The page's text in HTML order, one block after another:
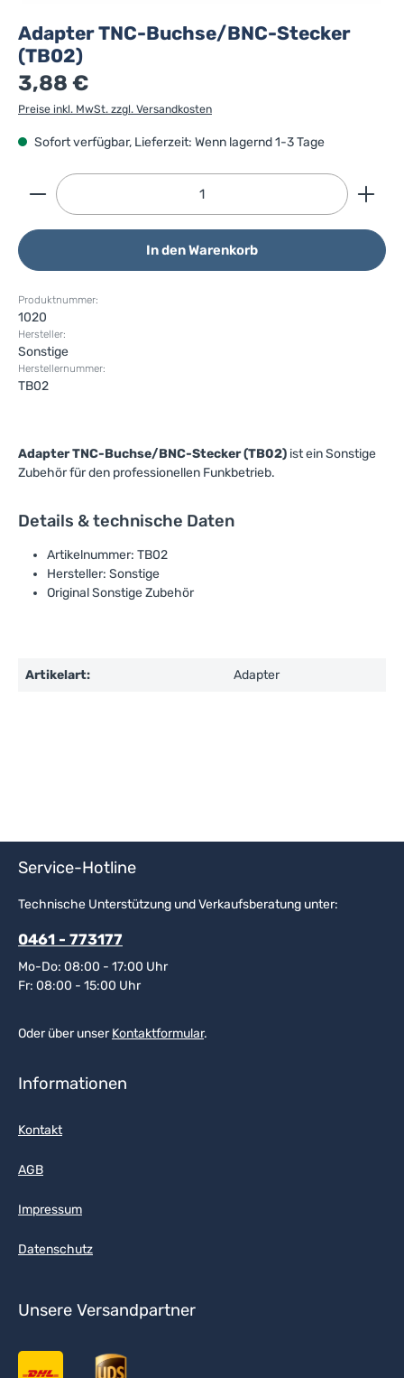
Adapter TNC-Buchse/BNC-Stecker
(TB02)
3,88 €
Preise inkl. MwSt. zzgl. Versandkosten
Sofort verfügbar, Lieferzeit: Wenn lagernd 1-3 Tage
Produkt Anzahl: Gib den gewünschten Wert ein
In den Warenkorb
Produktnummer:
1020
Hersteller:
Sonstige
Herstellernummer:
TB02
Adapter TNC-Buchse/BNC-Stecker (TB02) ist ein Sonstige
Zubehör für den professionellen Funkbetrieb.
Details & technische Daten
Artikelnummer: TB02
Hersteller: Sonstige
Original Sonstige Zubehör
Artikelart: Adapter
Service-Hotline
Technische Unterstützung und Verkaufsberatung unter:
0461 - 773177
Mo-Do: 08:00 - 17:00 Uhr
Fr: 08:00 - 15:00 Uhr
Oder über unserKontaktformular.
Informationen
Kontakt
AGB
Impressum
Datenschutz
Unsere Versandpartner